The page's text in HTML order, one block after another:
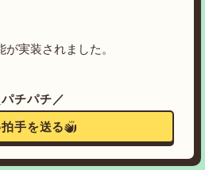
実装されました。
パチパチ／
手を送る